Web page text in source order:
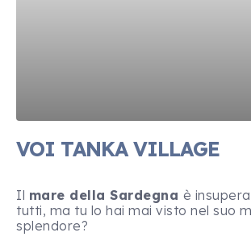
VOI TANKA VILLAGE
Il mare della Sardegna è
tutti, ma tu lo hai mai visto nel suo
splendore?